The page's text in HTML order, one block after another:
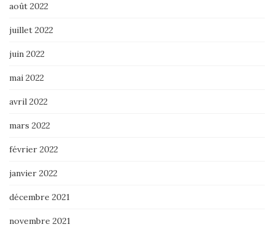
août 2022
juillet 2022
juin 2022
mai 2022
avril 2022
mars 2022
février 2022
janvier 2022
décembre 2021
novembre 2021